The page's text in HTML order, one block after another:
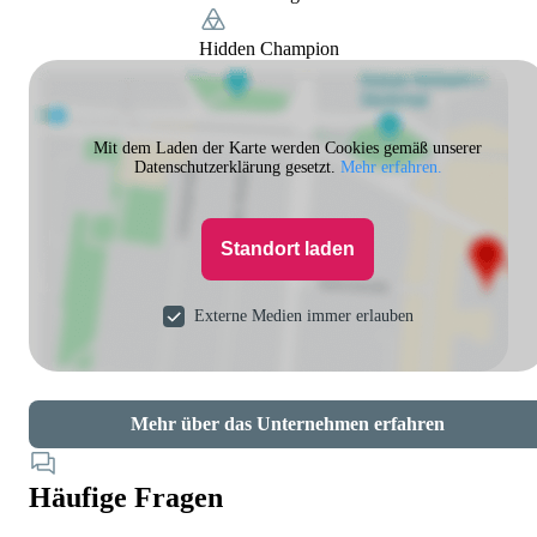
Hidden Champion
Mit dem Laden der Karte werden Cookies gemäß unserer
Datenschutzerklärung gesetzt. Mehr erfahren.
Standort laden
Externe Medien immer erlauben
Mehr über das Unternehmen erfahren
Häufige Fragen